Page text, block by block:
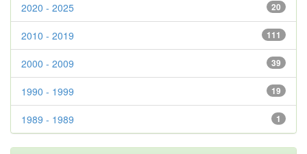
20
2020 - 2025
111
2010 - 2019
39
2000 - 2009
19
1990 - 1999
1
1989 - 1989